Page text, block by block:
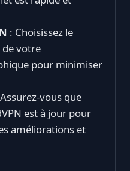
: Choisissez le
de votre
pour minimiser
vous que
est à jour pour
améliorations et